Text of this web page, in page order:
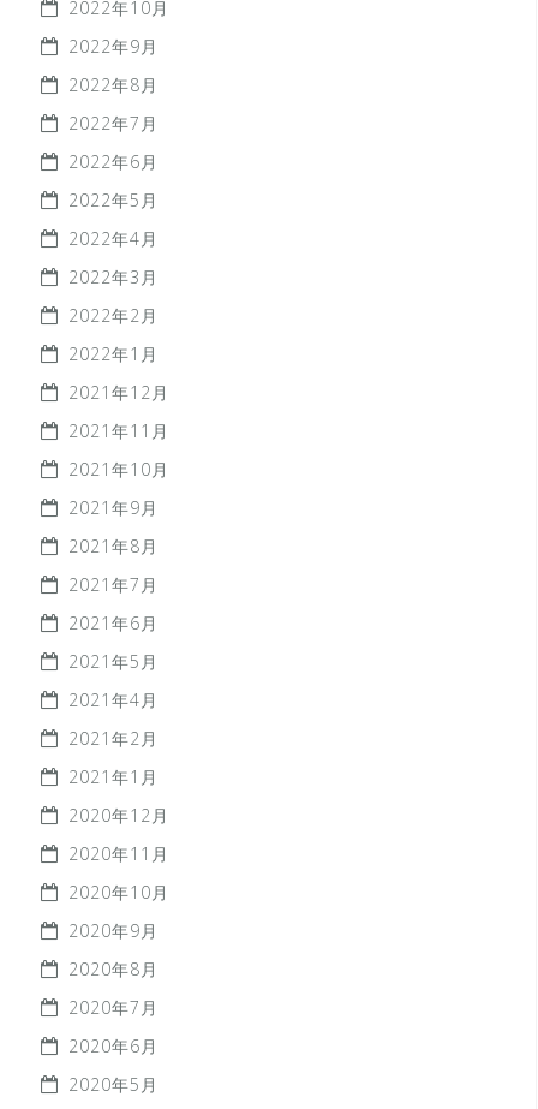
2022年10月
2022年9月
2022年8月
2022年7月
2022年6月
2022年5月
2022年4月
2022年3月
2022年2月
2022年1月
2021年12月
2021年11月
2021年10月
2021年9月
2021年8月
2021年7月
2021年6月
2021年5月
2021年4月
2021年2月
2021年1月
2020年12月
2020年11月
2020年10月
2020年9月
2020年8月
2020年7月
2020年6月
2020年5月